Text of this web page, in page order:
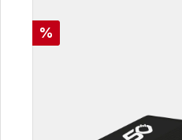
Sconto
%